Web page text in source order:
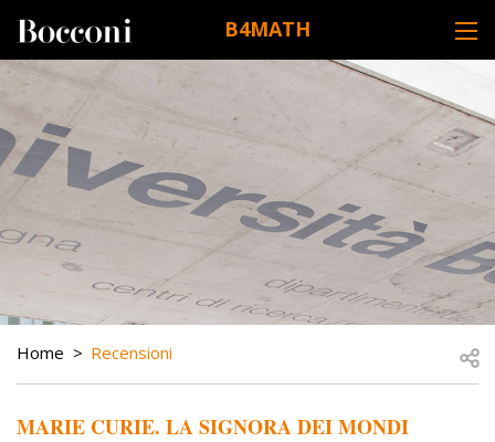
B4MATH
DESK NAVIGATION
BREADCRUMB
Home Recensioni
MARIE CURIE. LA SIGNORA DEI MONDI